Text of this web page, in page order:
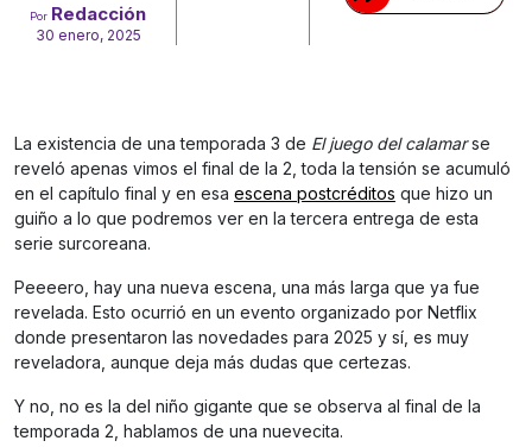
Por Redacción
30 enero, 2025
La existencia de una temporada 3 de El juego del calamarse
reveló apenas vimos el final de la 2, toda la tensión se acumuló
en el capítulo final y en esa escena postcréditos que hizo un
guiño a lo que podremos ver en la tercera entrega de esta
serie surcoreana.
Peeeero, hay una nueva escena, una más larga que ya fue
revelada. Esto ocurrió en un evento organizado por Netflix
donde presentaron las novedades para 2025 y sí, es muy
reveladora, aunque deja más dudas que certezas.
Y no, no es la del niño gigante que se observa al final de la
temporada 2, hablamos de una nuevecita.